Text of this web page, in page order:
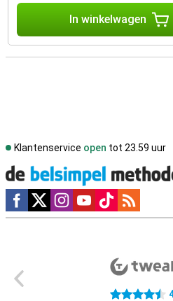
In winkelwagen
Klantenservice open tot 23.59 uur
Social media
4.5 sterren